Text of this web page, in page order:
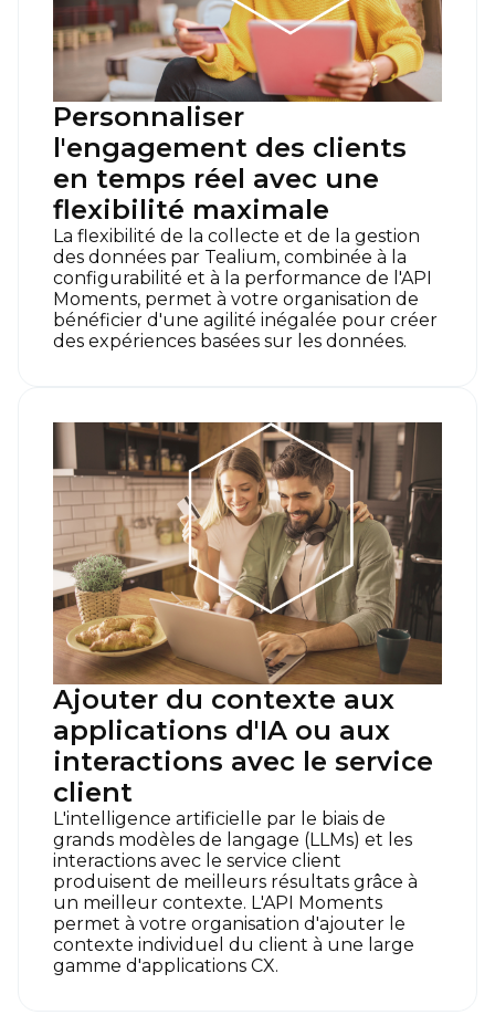
Personnaliser
l'engagement des clients
en temps réel avec une
flexibilité maximale
La flexibilité de la collecte et de la gestion
des données par Tealium, combinée à la
configurabilité et à la performance de l'API
Moments, permet à votre organisation de
bénéficier d'une agilité inégalée pour créer
des expériences basées sur les données.
Ajouter du contexte aux
applications d'IA ou aux
interactions avec le service
client
L'intelligence artificielle par le biais de
grands modèles de langage (LLMs) et les
interactions avec le service client
produisent de meilleurs résultats grâce à
un meilleur contexte. L'API Moments
permet à votre organisation d'ajouter le
contexte individuel du client à une large
gamme d'applications CX.